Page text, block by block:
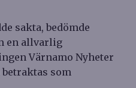
sakta, bedömde
en allvarlig
Värnamo Nyheter
som